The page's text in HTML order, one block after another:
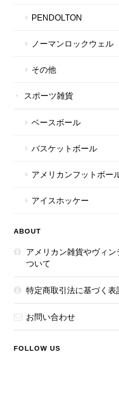
PENDOLTON
ノーマンロックウェル
その他
スポーツ雑貨
ベースボール
バスケットボール
アメリカンフットボー
アイスホッケー
ABOUT
アメリカン雑貨やヴィ
ついて
特定商取引法に基づく表
お問い合わせ
FOLLOW US